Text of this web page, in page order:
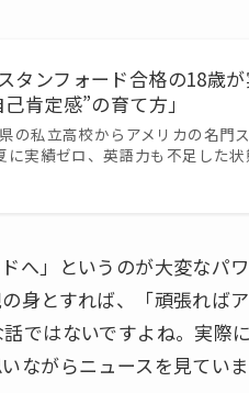
タンフォード合格の18歳
肯定感”の育て方」
の私立高校からアメリカの名門
に実績ゼロ、英語力も不足した
へ」というのが大変なパ
身とすれば、「頑張れば
ではないですよね。実際
ながらニュースを見ていま